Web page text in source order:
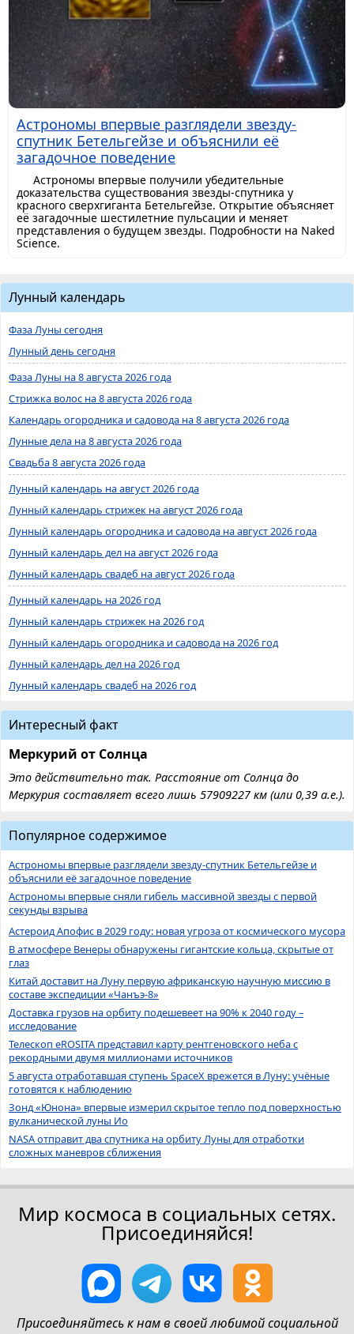
Астрономы впервые разглядели звезду-
спутник Бетельгейзе и объяснили её
загадочное поведение
Астрономы впервые получили убедительные
доказательства существования звезды-спутника у
красного сверхгиганта Бетельгейзе. Открытие объясняет
её загадочные шестилетние пульсации и меняет
представления о будущем звезды. Подробности на Naked
Science.
Лунный календарь
Фаза Луны сегодня
Лунный день сегодня
Фаза Луны на 8 августа 2026 года
Стрижка волос на 8 августа 2026 года
Календарь огородника и садовода на 8 августа 2026 года
Лунные дела на 8 августа 2026 года
Свадьба 8 августа 2026 года
Лунный календарь на август 2026 года
Лунный календарь стрижек на август 2026 года
Лунный календарь огородника и садовода на август 2026 года
Лунный календарь дел на август 2026 года
Лунный календарь свадеб на август 2026 года
Лунный календарь на 2026 год
Лунный календарь стрижек на 2026 год
Лунный календарь огородника и садовода на 2026 год
Лунный календарь дел на 2026 год
Лунный календарь свадеб на 2026 год
Интересный факт
Меркурий от Солнца
Это действительно так. Расстояние от Солнца до
Меркурия составляет всего лишь 57909227 км (или 0,39 а.е.).
Популярное содержимое
Астрономы впервые разглядели звезду-спутник Бетельгейзе и
объяснили её загадочное поведение
Астрономы впервые сняли гибель массивной звезды с первой
секунды взрыва
Астероид Апофис в 2029 году: новая угроза от космического мусора
В атмосфере Венеры обнаружены гигантские кольца, скрытые от
глаз
Китай доставит на Луну первую африканскую научную миссию в
составе экспедиции «Чанъэ-8»
Доставка грузов на орбиту подешевеет на 90% к 2040 году –
исследование
Телескоп eROSITA представил карту рентгеновского неба с
рекордными двумя миллионами источников
5 августа отработавшая ступень SpaceX врежется в Луну: учёные
готовятся к наблюдению
Зонд «Юнона» впервые измерил скрытое тепло под поверхностью
вулканической луны Ио
NASA отправит два спутника на орбиту Луны для отработки
сложных маневров сближения
Мир космоса в социальных сетях.
Присоединяйся!
Присоединяйтесь к нам в своей любимой социальной